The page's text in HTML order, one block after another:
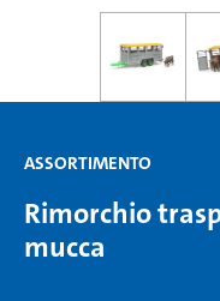
ASSORTIMENTO
Rimorchio
mucca